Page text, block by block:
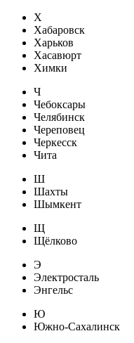
Х
Хабаровск
Харьков
Хасавюрт
Химки
Ч
Чебоксары
Челябинск
Череповец
Черкесск
Чита
Ш
Шахты
Шымкент
Щ
Щёлково
Э
Электросталь
Энгельс
Ю
Южно-Сахалинск